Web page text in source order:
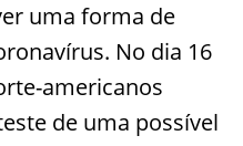
uma forma de
No dia 16
americanos
de uma possível